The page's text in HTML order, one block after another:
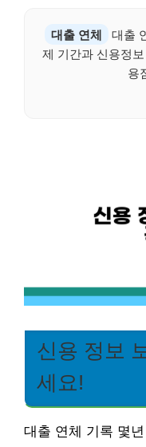
대출 연체
대출
제 기간과 신용정
용
신용 정보
세요!
대출 연체 기록 몇